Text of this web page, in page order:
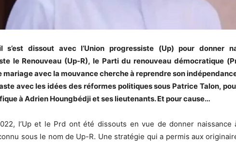
s’est dissout avec l’Union progressiste (Up) pour donner
le Renouveau (Up-R), le Parti du renouveau démocratique
mariage avec la mouvance cherche à reprendre son
avec les idées des réformes politiques sous Patrice Talon,
à Adrien Houngbédji et ses lieutenants. Et pour cause…
l’Up et le Prd ont été dissouts en vue de donner naissance
sous le nom de Up-R. Une stratégie qui a permis aux